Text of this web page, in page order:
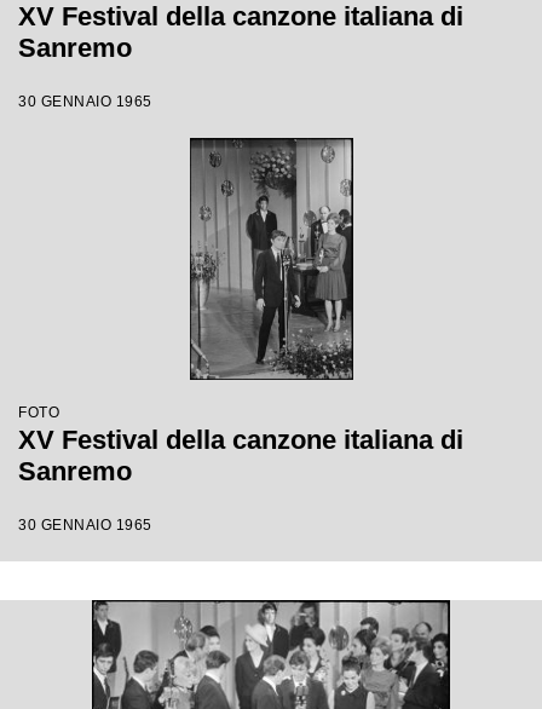
XV Festival della canzone italiana di
Sanremo
30 GENNAIO 1965
FOTO
XV Festival della canzone italiana di
Sanremo
30 GENNAIO 1965